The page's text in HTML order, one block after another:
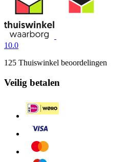
10.0
125 Thuiswinkel beoordelingen
Veilig betalen